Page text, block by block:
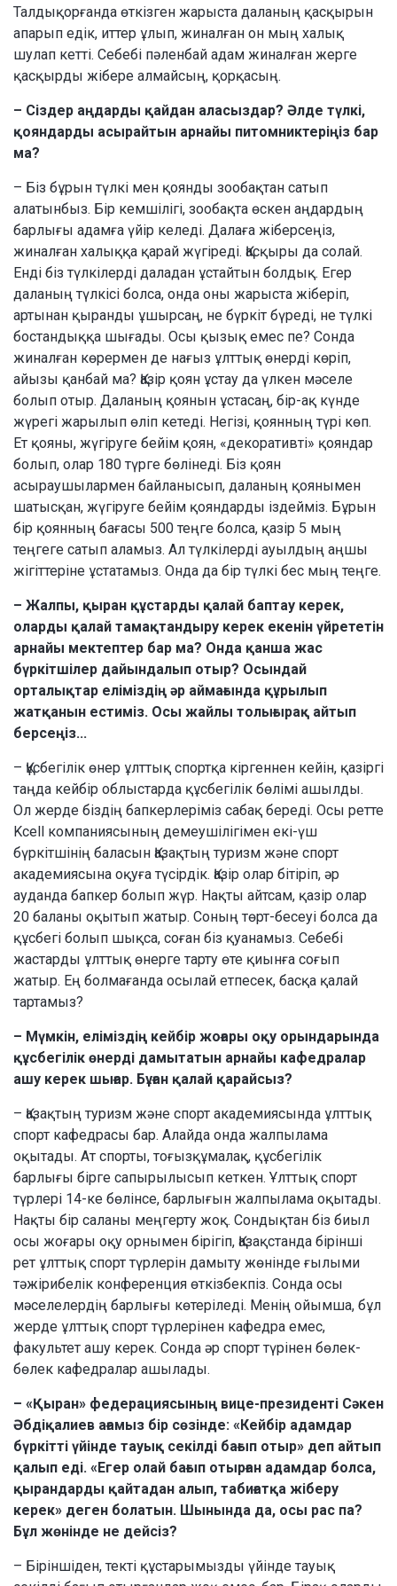
Талдықорғанда өткізген жарыста даланың қасқырын
апарып едік, иттер ұлып, жиналған он мың халық
шулап кетті. Себебі пәленбай адам жиналған жерге
қасқырды жібере алмайсың, қорқасың.
– Сіздер аңдарды қайдан аласыздар? Әлде түлкі,
қояндарды асырайтын арнайы питомниктеріңіз бар
ма?
– Біз бұрын түлкі мен қоянды зообақтан сатып
алатынбыз. Бір кемшілігі, зообақта өскен аңдардың
барлығы адамға үйір келеді. Далаға жіберсеңіз,
жиналған халыққа қарай жүгіреді. Қасқыры да солай.
Енді біз түлкілерді даладан ұстайтын болдық. Егер
даланың түлкісі болса, онда оны жарыста жіберіп,
артынан қыранды ұшырсаң, не бүркіт бүреді, не түлкі
бостандыққа шығады. Осы қызық емес пе? Сонда
жиналған көрермен де нағыз ұлттық өнерді көріп,
айызы қанбай ма? Қазір қоян ұстау да үлкен мәселе
болып отыр. Даланың қоянын ұстасаң, бір-ақ күнде
жүрегі жарылып өліп кетеді. Негізі, қоянның түрі көп.
Ет қояны, жүгіруге бейім қоян, «декоративті» қояндар
болып, олар 180 түрге бөлінеді. Біз қоян
асыраушылармен байланысып, даланың қоянымен
шатысқан, жүгіруге бейім қояндарды іздейміз. Бұрын
бір қоянның бағасы 500 теңге болса, қазір 5 мың
теңгеге сатып аламыз. Ал түлкілерді ауылдың аңшы
жігіттеріне ұстатамыз. Онда да бір түлкі бес мың теңге.
– Жалпы, қыран құстарды қалай баптау керек,
оларды қалай тамақтандыру керек екенін үйрететін
арнайы мектептер бар ма? Онда қанша жас
бүркітшілер дайындалып отыр? Осындай
орталықтар еліміздің әр аймағында құрылып
жатқанын естиміз. Осы жайлы толығырақ айтып
берсеңіз...
– Құсбегілік өнер ұлттық спортқа кіргеннен кейін, қазіргі
таңда кейбір облыстарда құсбегілік бөлімі ашылды.
Ол жерде біздің бапкерлеріміз сабақ береді. Осы ретте
Kcell компаниясының демеушілігімен екі-үш
бүркітшінің баласын Қазақтың туризм және спорт
академиясына оқуға түсірдік. Қазір олар бітіріп, әр
ауданда бапкер болып жүр. Нақты айтсам, қазір олар
20 баланы оқытып жатыр. Соның төрт-бесеуі болса да
құсбегі болып шықса, соған біз қуанамыз. Себебі
жастарды ұлттық өнерге тарту өте қиынға соғып
жатыр. Ең болмағанда осылай етпесек, басқа қалай
тартамыз?
– Мүмкін, еліміздің кейбір жоғары оқу орындарында
құсбегілік өнерді дамытатын арнайы кафедралар
ашу керек шығар. Бұған қалай қарайсыз?
– Қазақтың туризм және спорт академиясында ұлттық
спорт кафедрасы бар. Алайда онда жалпылама
оқытады. Ат спорты, тоғызқұмалақ, құсбегілік
барлығы бірге сапырылысып кеткен. Ұлттық спорт
түрлері 14-ке бөлінсе, барлығын жалпылама оқытады.
Нақты бір саланы меңгерту жоқ. Сондықтан біз биыл
осы жоғары оқу орнымен бірігіп, Қазақстанда бірінші
рет ұлттық спорт түрлерін дамыту жөнінде ғылыми
тәжірибелік конференция өткізбекпіз. Сонда осы
мәселелердің барлығы көтеріледі. Менің ойымша, бұл
жерде ұлттық спорт түрлерінен кафедра емес,
факультет ашу керек. Сонда әр спорт түрінен бөлек-
бөлек кафедралар ашылады.
– «Қыран» федерациясының вице-президенті Сәкен
Әбдіқалиев ағамыз бір сөзінде: «Кейбір адамдар
бүркітті үйінде тауық секілді бағып отыр» деп айтып
қалып еді. «Егер олай бағып отырған адамдар болса,
қырандарды қайтадан алып, табиғатқа жіберу
керек» деген болатын. Шынында да, осы рас па?
Бұл жөнінде не дейсіз?
– Біріншіден, текті құстарымызды үйінде тауық